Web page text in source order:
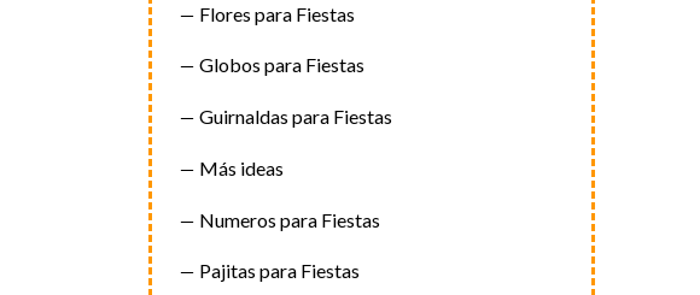
Flores para Fiestas
Globos para Fiestas
Guirnaldas para Fiestas
Más ideas
Numeros para Fiestas
Pajitas para Fiestas